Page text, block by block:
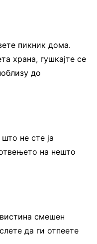
пикник дома.
храна, гушкајте се
до
не сте ја
на нешто
смешен
да ги отпеете